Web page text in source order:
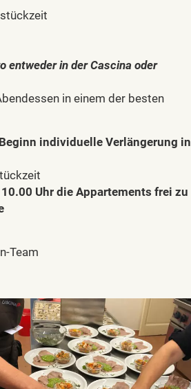
entweder in der Cascina oder
in einem der besten
individuelle Verlängerung in
Uhr die Appartements frei zu
Team